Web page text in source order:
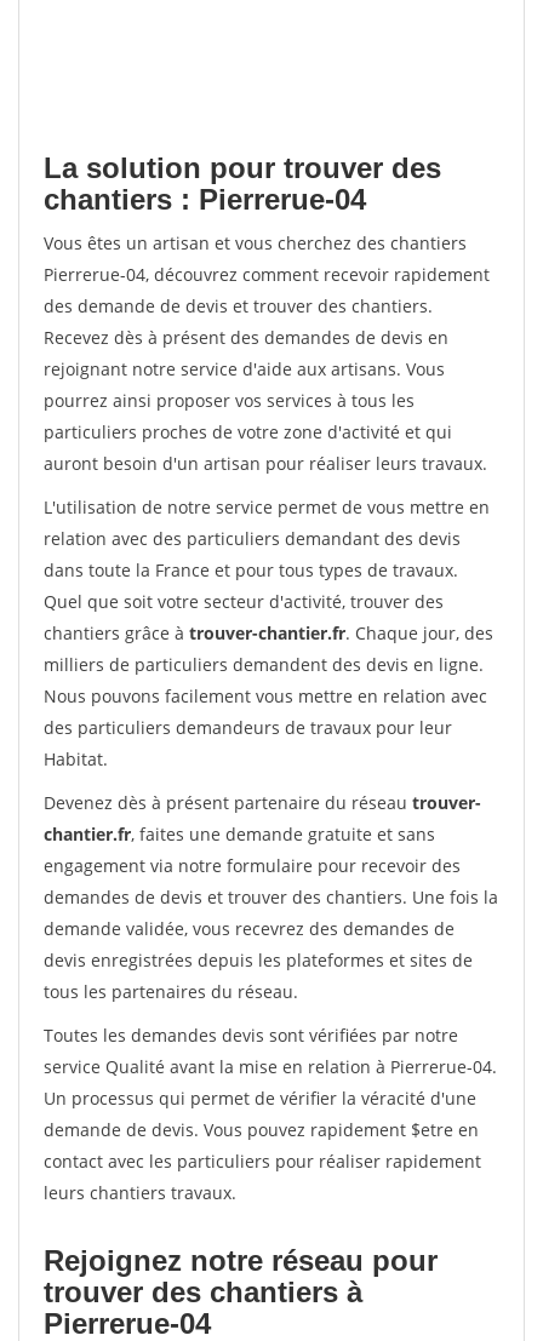
La solution pour trouver des
chantiers : Pierrerue-04
Vous êtes un artisan et vous cherchez des chantiers
Pierrerue-04, découvrez comment recevoir rapidement
des demande de devis et trouver des chantiers.
Recevez dès à présent des demandes de devis en
rejoignant notre service d'aide aux artisans. Vous
pourrez ainsi proposer vos services à tous les
particuliers proches de votre zone d'activité et qui
auront besoin d'un artisan pour réaliser leurs travaux.
L'utilisation de notre service permet de vous mettre en
relation avec des particuliers demandant des devis
dans toute la France et pour tous types de travaux.
Quel que soit votre secteur d'activité, trouver des
chantiers grâce à trouver-chantier.fr. Chaque jour, des
milliers de particuliers demandent des devis en ligne.
Nous pouvons facilement vous mettre en relation avec
des particuliers demandeurs de travaux pour leur
Habitat.
Devenez dès à présent partenaire du réseau trouver-
chantier.fr, faites une demande gratuite et sans
engagement via notre formulaire pour recevoir des
demandes de devis et trouver des chantiers. Une fois la
demande validée, vous recevrez des demandes de
devis enregistrées depuis les plateformes et sites de
tous les partenaires du réseau.
Toutes les demandes devis sont vérifiées par notre
service Qualité avant la mise en relation à Pierrerue-04.
Un processus qui permet de vérifier la véracité d'une
demande de devis. Vous pouvez rapidement $etre en
contact avec les particuliers pour réaliser rapidement
leurs chantiers travaux.
Rejoignez notre réseau pour
trouver des chantiers à
Pierrerue-04